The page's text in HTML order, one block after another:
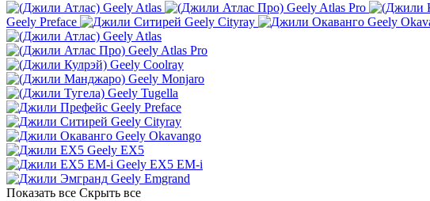
Geely Atlas Geely Atlas Pro
Geely Preface
Geely Cityray Geely
Geely Atlas
Geely Atlas Pro
Geely Coolray
Geely Monjaro
Geely Tugella
Geely Preface
Geely Cityray
Geely Okavango
Geely EX5
Geely EX5 EM-i
Geely Emgrand
Показать все Скрыть все